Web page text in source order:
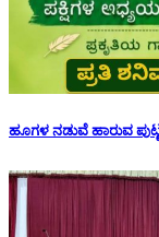
ಹೂಗಳ ನಡುವೆ ಹಾರುವ